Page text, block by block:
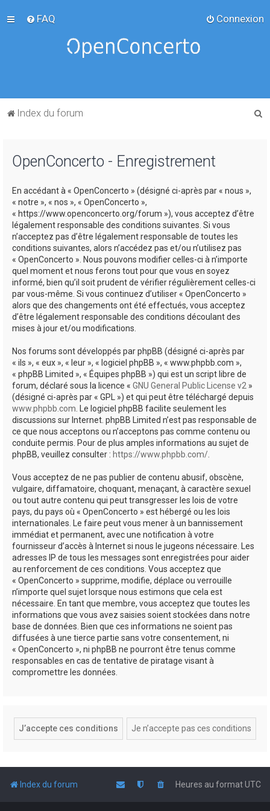
FAQ Connexion
Index du forum
OpenConcerto - Enregistrement
En accédant à « OpenConcerto » (désigné ci-après par « nous »,
« notre », « nos », « OpenConcerto »,
« https://www.openconcerto.org/forum »), vous acceptez d’être
légalement responsable des conditions suivantes. Si vous
n’acceptez pas d’être légalement responsable de toutes les
conditions suivantes, alors n’accédez pas et/ou n’utilisez pas
« OpenConcerto ». Nous pouvons modifier celles-ci à n’importe
quel moment et nous ferons tout pour que vous en soyez
informé, bien qu’il soit prudent de vérifier régulièrement celles-ci
par vous-même. Si vous continuez d’utiliser « OpenConcerto »
alors que des changements ont été effectués, vous acceptez
d’être légalement responsable des conditions découlant des
mises à jour et/ou modifications.
Nos forums sont développés par phpBB (désigné ci-après par
« ils », « eux », « leur », « logiciel phpBB », « www.phpbb.com »,
« phpBB Limited », « Équipes phpBB ») qui est un script libre de
forum, déclaré sous la licence « GNU General Public License v2 »
(désigné ci-après par « GPL ») et qui peut être téléchargé depuis
www.phpbb.com. Le logiciel phpBB facilite seulement les
discussions sur Internet. phpBB Limited n’est pas responsable de
ce que nous acceptons ou n’acceptons pas comme contenu ou
conduite permis. Pour de plus amples informations au sujet de
phpBB, veuillez consulter : https://www.phpbb.com/.
Vous acceptez de ne pas publier de contenu abusif, obscène,
vulgaire, diffamatoire, choquant, menaçant, à caractère sexuel
ou tout autre contenu qui peut transgresser les lois de votre
pays, du pays où « OpenConcerto » est hébergé ou les lois
internationales. Le faire peut vous mener à un bannissement
immédiat et permanent, avec une notification à votre
fournisseur d’accès à Internet si nous le jugeons nécessaire. Les
adresses IP de tous les messages sont enregistrées pour aider
au renforcement de ces conditions. Vous acceptez que
« OpenConcerto » supprime, modifie, déplace ou verrouille
n’importe quel sujet lorsque nous estimons que cela est
nécessaire. En tant que membre, vous acceptez que toutes les
informations que vous avez saisies soient stockées dans notre
base de données. Bien que ces informations ne soient pas
diffusées à une tierce partie sans votre consentement, ni
« OpenConcerto », ni phpBB ne pourront être tenus comme
responsables en cas de tentative de piratage visant à
compromettre les données.
Index du forum Heures au formatUTC